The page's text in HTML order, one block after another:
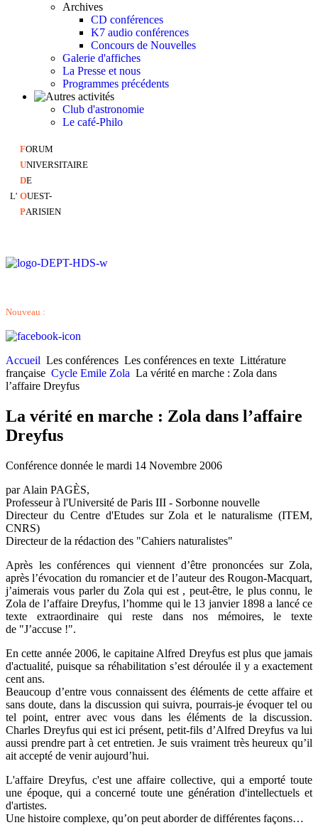
Archives
CD conférences
K7 audio conférences
Concours de Nouvelles
Galerie d'affiches
La Presse et nous
Programmes précédents
Club d'astronomie
Le café-Philo
FORUM
UNIVERSITAIRE
DE
L' OUEST-
PARISIEN
Nouveau :
Accueil Les conférences Les conférences en texte Littérature
française Cycle Emile Zola La vérité en marche : Zola dans
l’affaire Dreyfus
La vérité en marche : Zola dans l’affaire
Dreyfus
Conférence donnée le mardi 14 Novembre 2006
par Alain PAGÈS,
Professeur à l'Université de Paris III - Sorbonne nouvelle
Directeur du Centre d'Etudes sur Zola et le naturalisme (ITEM,
CNRS)
Directeur de la rédaction des "Cahiers naturalistes"
Après les conférences qui viennent d’être prononcées sur Zola,
après l’évocation du romancier et de l’auteur des Rougon-Macquart,
j’aimerais vous parler du Zola qui est , peut-être, le plus connu, le
Zola de l’affaire Dreyfus, l’homme qui le 13 janvier 1898 a lancé ce
texte extraordinaire qui reste dans nos mémoires, le texte
de "J’accuse !".
En cette année 2006, le capitaine Alfred Dreyfus est plus que jamais
d'actualité, puisque sa réhabilitation s’est déroulée il y a exactement
cent ans.
Beaucoup d’entre vous connaissent des éléments de cette affaire et
sans doute, dans la discussion qui suivra, pourrais-je évoquer tel ou
tel point, entrer avec vous dans les éléments de la discussion.
Charles Dreyfus qui est ici présent, petit-fils d’Alfred Dreyfus va lui
aussi prendre part à cet entretien. Je suis vraiment très heureux qu’il
ait accepté de venir aujourd’hui.
L'affaire Dreyfus, c'est une affaire collective, qui a emporté toute
une époque, qui a concerné toute une génération d'intellectuels et
d'artistes.
Une histoire complexe, qu’on peut aborder de différentes façons…